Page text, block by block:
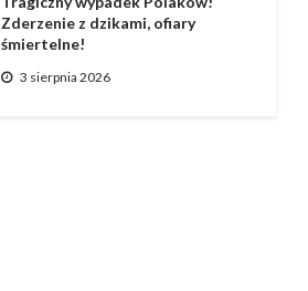
Zderzenie z dzikami, ofiary
śmiertelne!
3 sierpnia 2026